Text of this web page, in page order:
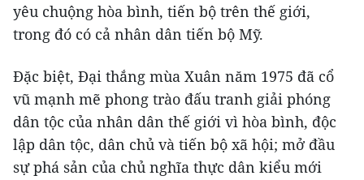
yêu chuộng hòa bình, tiến bộ trên thế giới,
trong đó có cả nhân dân tiến bộ Mỹ.
Đặc biệt, Đại thắng mùa Xuân năm 1975 đã cổ
vũ mạnh mẽ phong trào đấu tranh giải phóng
dân tộc của nhân dân thế giới vì hòa bình, độc
lập dân tộc, dân chủ và tiến bộ xã hội; mở đầu
sự phá sản của chủ nghĩa thực dân kiểu mới